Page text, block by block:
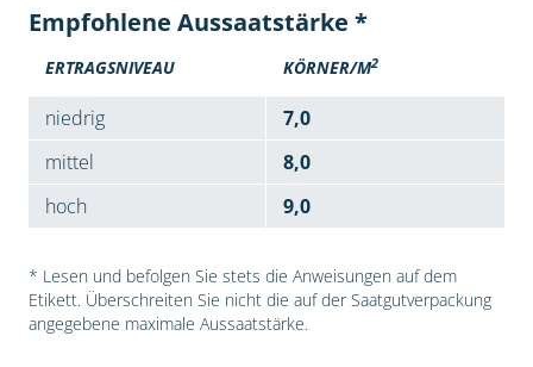
Empfohlene Aussaatstärke *
ERTRAGSNIVEAU KÖRNER/M2
niedrig
7,0
mittel
8,0
hoch
9,0
* Lesen und befolgen Sie stets die Anweisungen auf dem
Etikett. Überschreiten Sie nicht die auf der Saatgutverpackung
angegebene maximale Aussaatstärke.